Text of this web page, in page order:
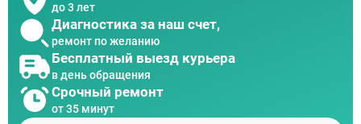
до 3 лет
Диагностика за наш счет,
ремонт по желанию
Бесплатный выезд курьера
в день обращения
Срочный ремонт
от 35 минут